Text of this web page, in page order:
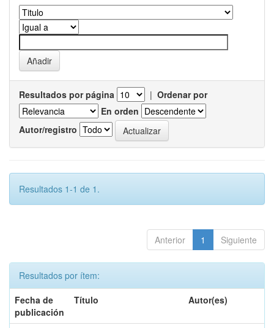
Resultados por página | Ordenar por
En orden
Autor/registro
Resultados 1-1 de 1.
Anterior 1 Siguiente
Resultados por ítem:
Fecha de
publicación
Título Autor(es)